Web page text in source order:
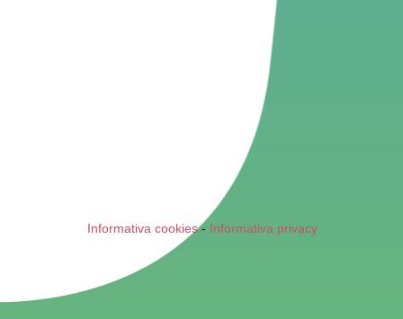
Informativa cookies- Informativa privacy